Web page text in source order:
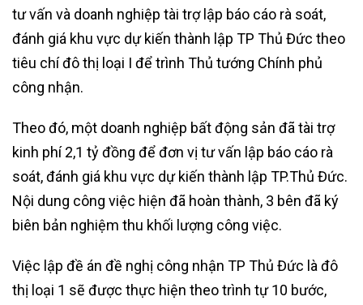
tư vấn và doanh nghiệp tài trợ lập báo cáo rà soát,
đánh giá khu vực dự kiến thành lập TP Thủ Đức theo
tiêu chí đô thị loại I để trình Thủ tướng Chính phủ
công nhận.
Theo đó, một doanh nghiệp bất động sản đã tài trợ
kinh phí 2,1 tỷ đồng để đơn vị tư vấn lập báo cáo rà
soát, đánh giá khu vực dự kiến thành lập TP.Thủ Đức.
Nội dung công việc hiện đã hoàn thành, 3 bên đã ký
biên bản nghiệm thu khối lượng công việc.
Việc lập đề án đề nghị công nhận TP Thủ Đức là đô
thị loại 1 sẽ được thực hiện theo trình tự 10 bước,